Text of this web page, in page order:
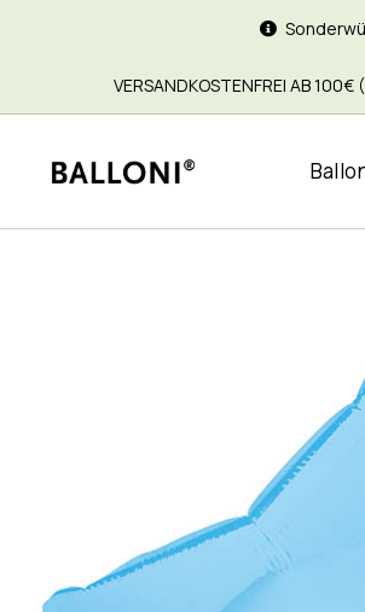
VERSANDKOSTENFREI AB 100€